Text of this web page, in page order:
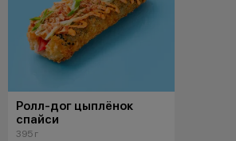
Ролл-дог цыплёнок
спайси
395 г